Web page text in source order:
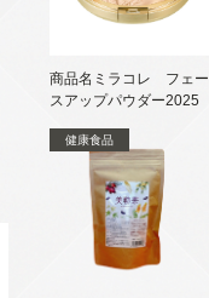
商品名ミラコレ フェー
スアップパウダー2025
健康食品